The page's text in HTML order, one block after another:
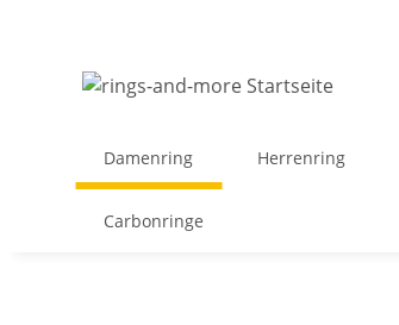
Damenring Herrenring
Carbonringe